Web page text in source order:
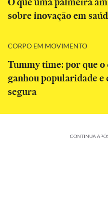
sobre inovação em
CORPO EM MOVIMENTO
Tummy time: por que
ganhou popularidade
segura
CONTINUA